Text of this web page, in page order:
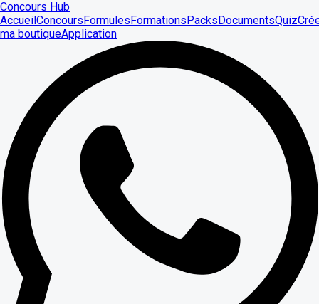
Concours Hub
AccueilConcoursFormulesFormationsPacksDocumentsQuiz
ma boutiqueApplication